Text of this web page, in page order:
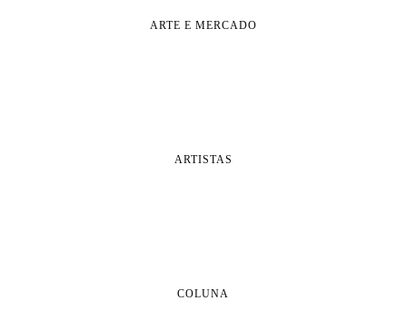
ARTE E MERCADO
ARTISTAS
COLUNA